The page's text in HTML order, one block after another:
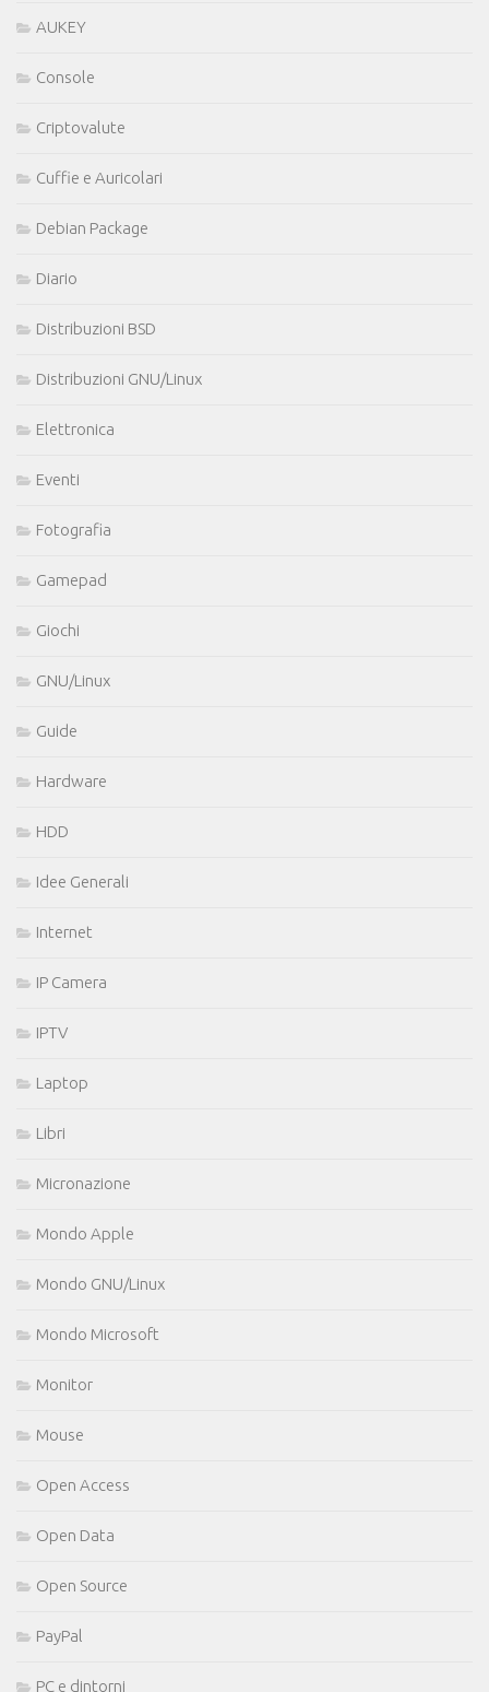
AUKEY
Console
Criptovalute
Cuffie e Auricolari
Debian Package
Diario
Distribuzioni BSD
Distribuzioni GNU/Linux
Elettronica
Eventi
Fotografia
Gamepad
Giochi
GNU/Linux
Guide
Hardware
HDD
Idee Generali
Internet
IP Camera
IPTV
Laptop
Libri
Micronazione
Mondo Apple
Mondo GNU/Linux
Mondo Microsoft
Monitor
Mouse
Open Access
Open Data
Open Source
PayPal
PC e dintorni